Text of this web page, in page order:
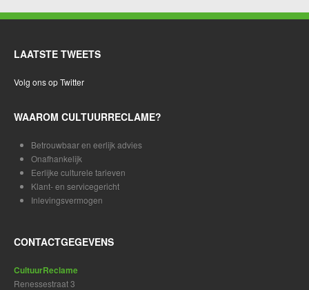
LAATSTE TWEETS
Volg ons op Twitter
WAAROM CULTUURRECLAME?
Betrouwbaar en eerlijk advies
Onafhankelijk
Eerlijke culturele tarieven
Klant- en servicegericht
Inlevingsvermogen
CONTACTGEGEVENS
CultuurReclame
Renessestraat 3